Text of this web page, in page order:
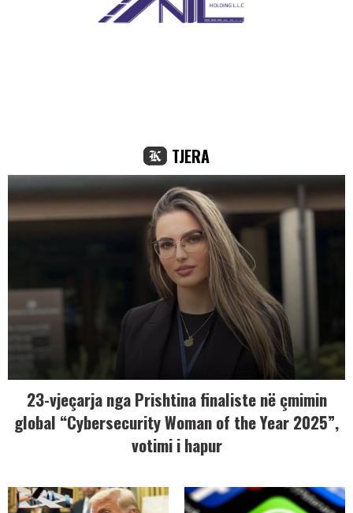
TJERA
23-vjeçarja nga Prishtina finaliste në çmimin
global “Cybersecurity Woman of the Year 2025”,
votimi i hapur